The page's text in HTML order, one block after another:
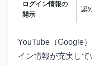
ログイン情報の
開示
認
YouTube（Google
イン情報が充実し